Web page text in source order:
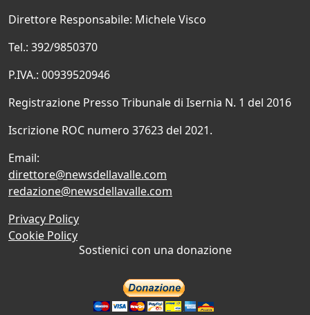
Direttore Responsabile: Michele Visco
Tel.: 392/9850370
P.IVA.: 00939520946
Registrazione Presso Tribunale di Isernia N. 1 del 2016
Iscrizione ROC numero 37623 del 2021.
Email:
direttore@newsdellavalle.com
redazione@newsdellavalle.com
Privacy Policy
Cookie Policy
Sostienici con una donazione